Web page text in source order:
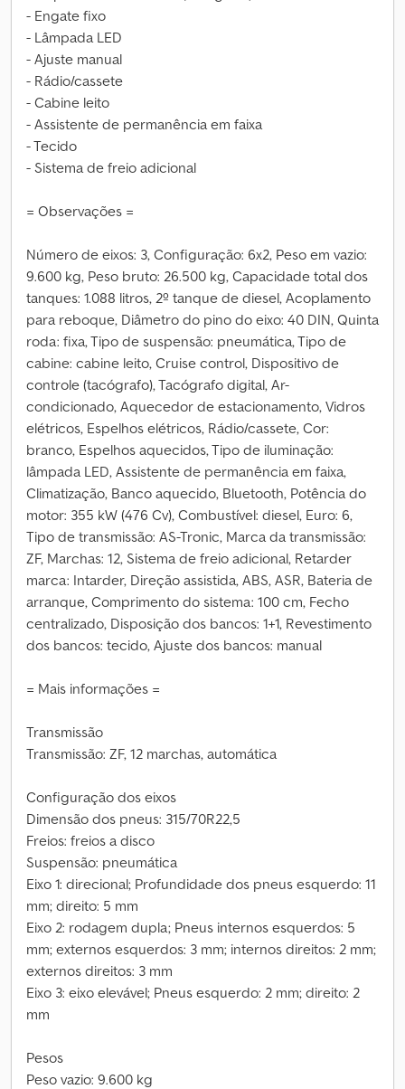
- Engate fixo
- Lâmpada LED
- Ajuste manual
- Rádio/cassete
- Cabine leito
- Assistente de permanência em faixa
- Tecido
- Sistema de freio adicional
= Observações =
Número de eixos: 3, Configuração: 6x2, Peso em vazio:
9.600 kg, Peso bruto: 26.500 kg, Capacidade total dos
tanques: 1.088 litros, 2º tanque de diesel, Acoplamento
para reboque, Diâmetro do pino do eixo: 40 DIN, Quinta
roda: fixa, Tipo de suspensão: pneumática, Tipo de
cabine: cabine leito, Cruise control, Dispositivo de
controle (tacógrafo), Tacógrafo digital, Ar-
condicionado, Aquecedor de estacionamento, Vidros
elétricos, Espelhos elétricos, Rádio/cassete, Cor:
branco, Espelhos aquecidos, Tipo de iluminação:
lâmpada LED, Assistente de permanência em faixa,
Climatização, Banco aquecido, Bluetooth, Potência do
motor: 355 kW (476 Cv), Combustível: diesel, Euro: 6,
Tipo de transmissão: AS-Tronic, Marca da transmissão:
ZF, Marchas: 12, Sistema de freio adicional, Retarder
marca: Intarder, Direção assistida, ABS, ASR, Bateria de
arranque, Comprimento do sistema: 100 cm, Fecho
centralizado, Disposição dos bancos: 1+1, Revestimento
dos bancos: tecido, Ajuste dos bancos: manual
= Mais informações =
Transmissão
Transmissão: ZF, 12 marchas, automática
Configuração dos eixos
Dimensão dos pneus: 315/70R22,5
Freios: freios a disco
Suspensão: pneumática
Eixo 1: direcional; Profundidade dos pneus esquerdo: 11
mm; direito: 5 mm
Eixo 2: rodagem dupla; Pneus internos esquerdos: 5
mm; externos esquerdos: 3 mm; internos direitos: 2 mm;
externos direitos: 3 mm
Eixo 3: eixo elevável; Pneus esquerdo: 2 mm; direito: 2
mm
Pesos
Peso vazio: 9.600 kg